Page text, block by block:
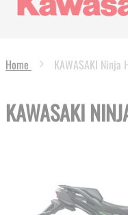
Home KAWASAKI Ninja
KAWASAKI